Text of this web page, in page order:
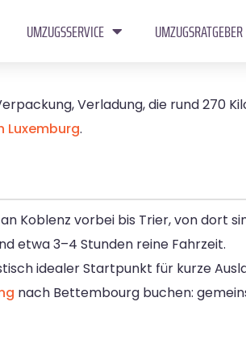
UMZUGSSERVICE UMZUGSRATGEBER
Verladung, die rund 270
Luxemburg.
Koblenz vorbei bis Trier, von dort
etwa 3–4 Stunden reine Fahrzeit.
idealer Startpunkt für kurze
nach Bettembourg buchen: